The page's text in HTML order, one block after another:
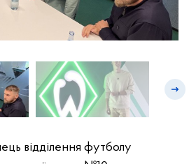
відділення футболу